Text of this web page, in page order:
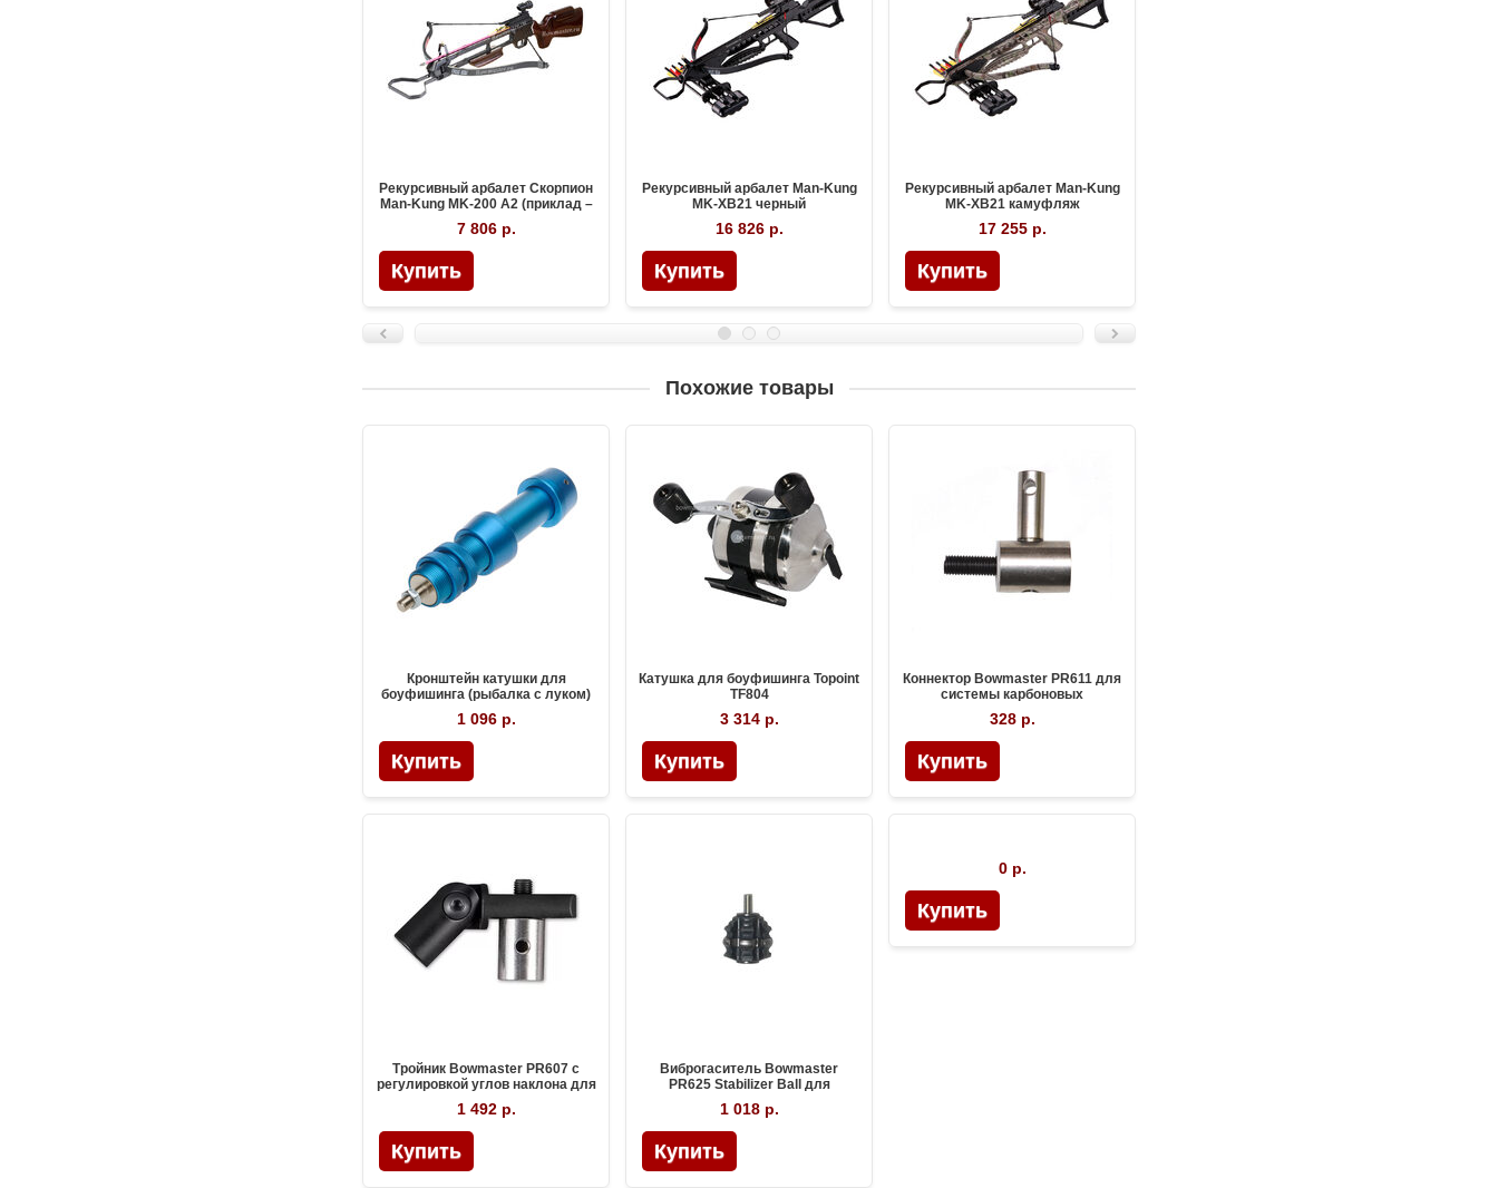
Рекурсивный арбалет Скорпион
Man-Kung MK-200 A2 (приклад –
дерево)
7 806 р.
Рекурсивный арбалет Man-Kung
MK-XB21 черный
16 826 р.
Рекурсивный арбалет Man-Kung
MK-XB21 камуфляж
17 255 р.
Похожие товары
Кронштейн катушки для
боуфишинга (рыбалка с луком)
вместо стабилизатора
1 096 р.
Катушка для боуфишинга Topoint
TF804
3 314 р.
Коннектор Bowmaster PR611 для
системы карбоновых
стабилизаторов
328 р.
Тройник Bowmaster PR607 с
регулировкой углов наклона для
1 492 р.
Виброгаситель Bowmaster
PR625 Stabilizer Ball для
стабилизаторов
1 018 р.
0 р.